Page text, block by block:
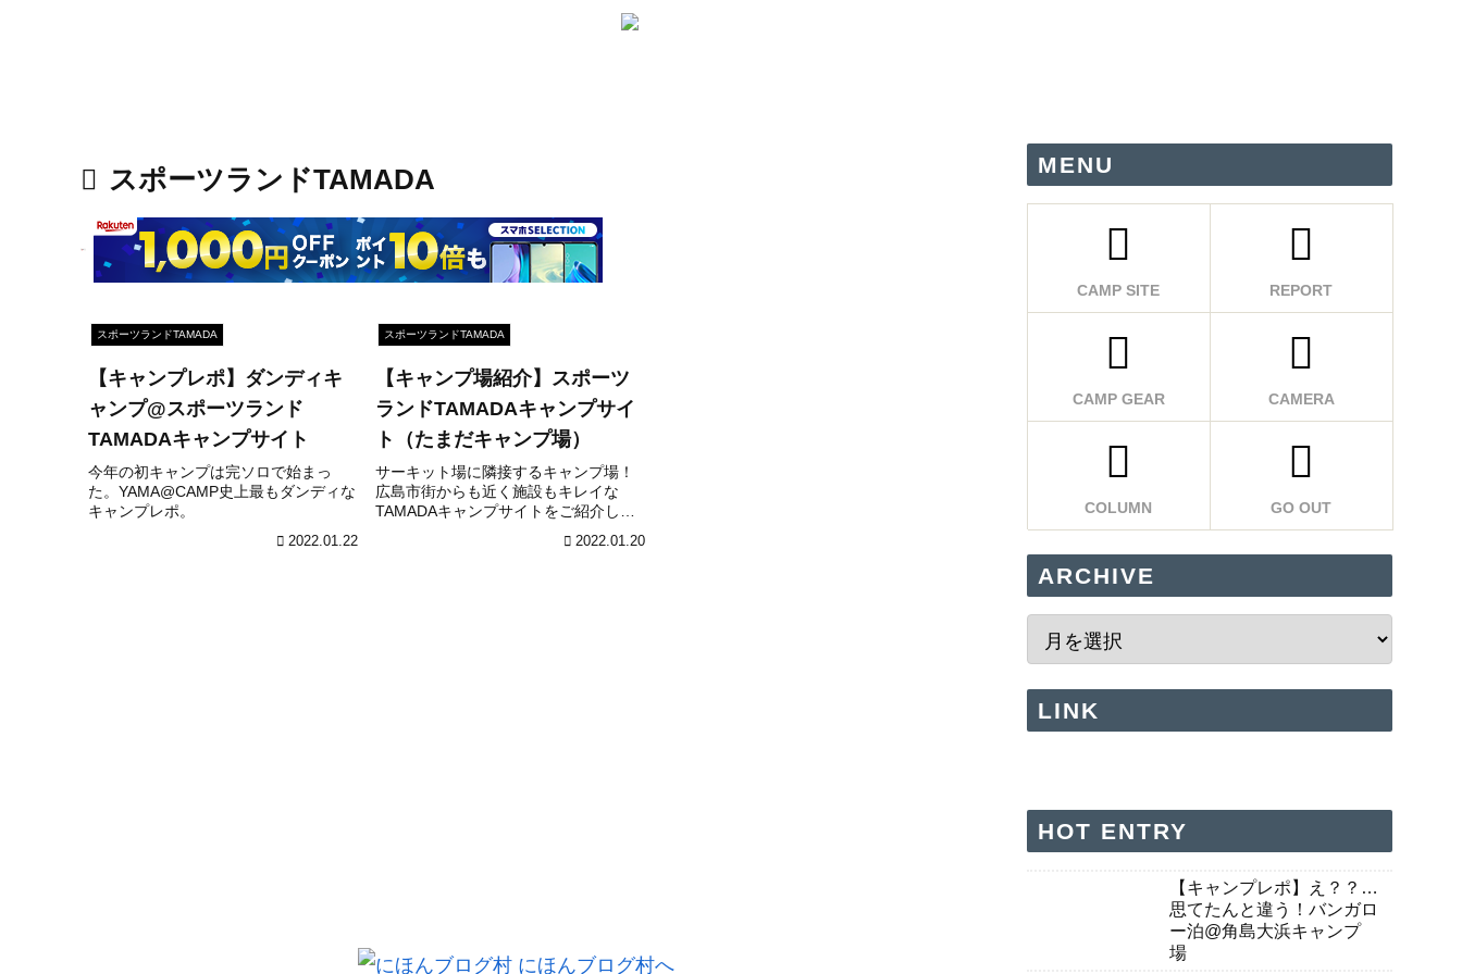
スポーツランドTAMADA
スポーツランドTAMADA
【キャンプレポ】ダンディキ
ャンプ@スポーツランド
TAMADAキャンプサイト
今年の初キャンプは完ソロで始まっ
た。YAMA@CAMP史上最もダンディな
キャンプレポ。
2022.01.22
スポーツランドTAMADA
【キャンプ場紹介】スポーツ
ランドTAMADAキャンプサイ
ト（たまだキャンプ場）
サーキット場に隣接するキャンプ場！
広島市街からも近く施設もキレイな
TAMADAキャンプサイトをご紹介しま
2022.01.20
MENU
CAMP SITE REPORT
CAMP GEAR CAMERA
COLUMN GO OUT
ARCHIVE
LINK
HOT ENTRY
【キャンプレポ】え？？…
思てたんと違う！バンガロ
ー泊@角島大浜キャンプ
場